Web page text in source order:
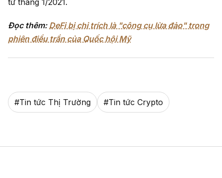
từ tháng 1/2021.
Đọc thêm: DeFi bị chỉ trích là "công cụ lừa đảo" trong
phiên điều trần của Quốc hội Mỹ
#Tin tức Thị Trường #Tin tức Crypto